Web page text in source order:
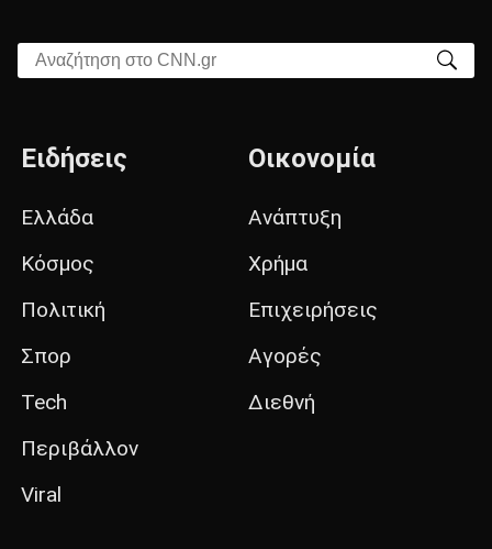
Αναζήτηση στο CNN.gr
Ειδήσεις
Ελλάδα
Κόσμος
Πολιτική
Σπορ
Tech
Περιβάλλον
Viral
Οικονομία
Ανάπτυξη
Χρήμα
Επιχειρήσεις
Αγορές
Διεθνή